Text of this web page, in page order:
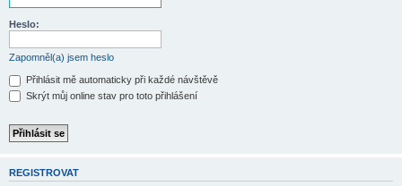
Heslo:
Zapomněl(a) jsem heslo
Přihlásit mě automaticky při každé návštěvě
Skrýt můj online stav pro toto přihlášení
REGISTROVAT